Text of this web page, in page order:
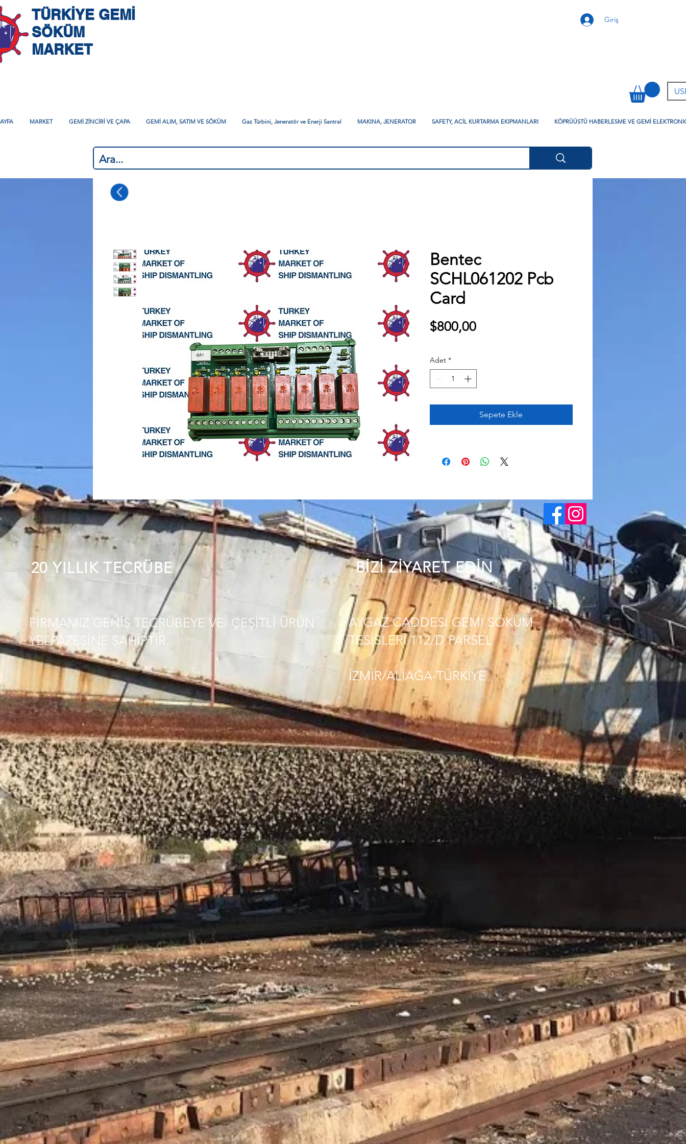
TÜRKİYE GEMİ
SÖKÜM
MARKET
Giriş
MARKET GEMİ ZİNCİRİ VE ÇAPA GEMİ ALIM, SATIM VE SÖKÜM Gaz Türbini, Jeneratör ve Enerji Santral MAKINA, JENERATOR SAFETY, ACİL KURTARMA EKIPMANLARI KÖPRÜÜSTÜ HABERLESME VE GEMİ
Bentec
SCHL061202 Pcb
Card
$800,00Fiyat
Adet *
Sepete Ekle
20 YILLIK TECRÜBE
FİRMAMIZ GENİŞ TECRÜBEYE VE ÇEŞİTLİ ÜRÜN
YELPAZESİNE SAHİPTİR.
BİZİ ZİYARET EDİN
AYGAZ CADDESİ GEMİ SÖKÜM
TESİSLERİ 112/D PARSEL
İZMİR/ALİAĞA-TÜRKİYE